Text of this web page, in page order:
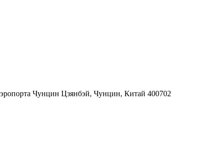
Чунцин Цзянбэй, Чунцин, Китай 400702